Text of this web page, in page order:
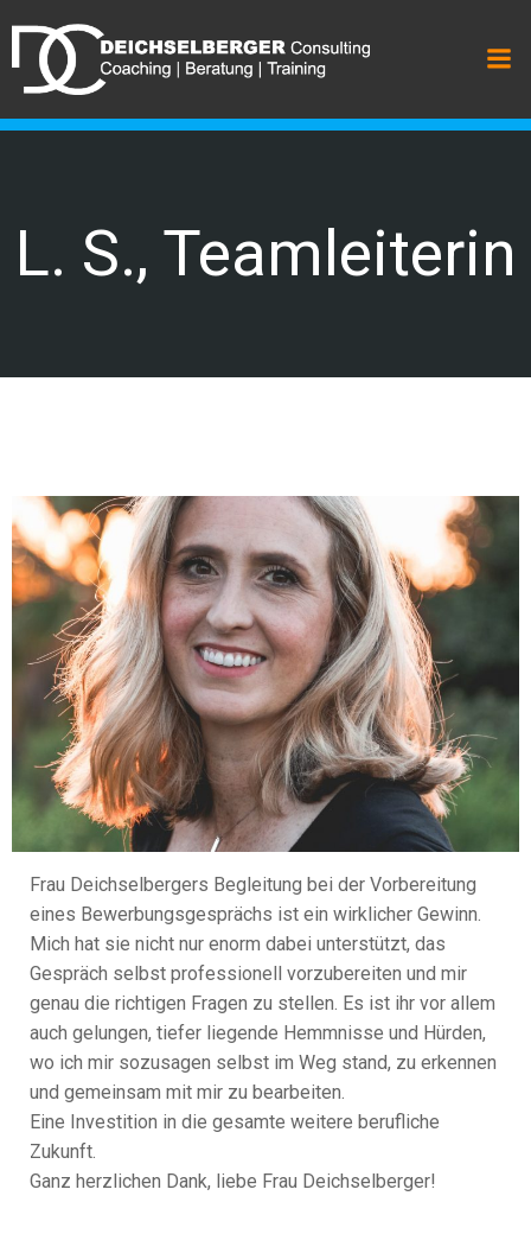
Inhalt
springen
L. S., Teamleiterin
Frau Deichselbergers Begleitung bei der Vorbereitung
eines Bewerbungsgesprächs ist ein wirklicher Gewinn.
Mich hat sie nicht nur enorm dabei unterstützt, das
Gespräch selbst professionell vorzubereiten und mir
genau die richtigen Fragen zu stellen. Es ist ihr vor allem
auch gelungen, tiefer liegende Hemmnisse und Hürden,
wo ich mir sozusagen selbst im Weg stand, zu erkennen
und gemeinsam mit mir zu bearbeiten.
Eine Investition in die gesamte weitere berufliche
Zukunft.
Ganz herzlichen Dank, liebe Frau Deichselberger!